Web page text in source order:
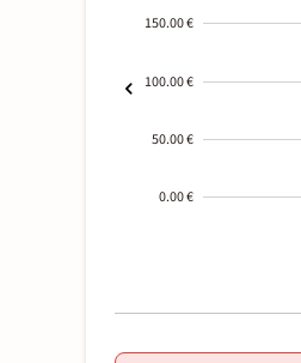
150.00 €
100.00 €
50.00 €
0.00 €
01-02